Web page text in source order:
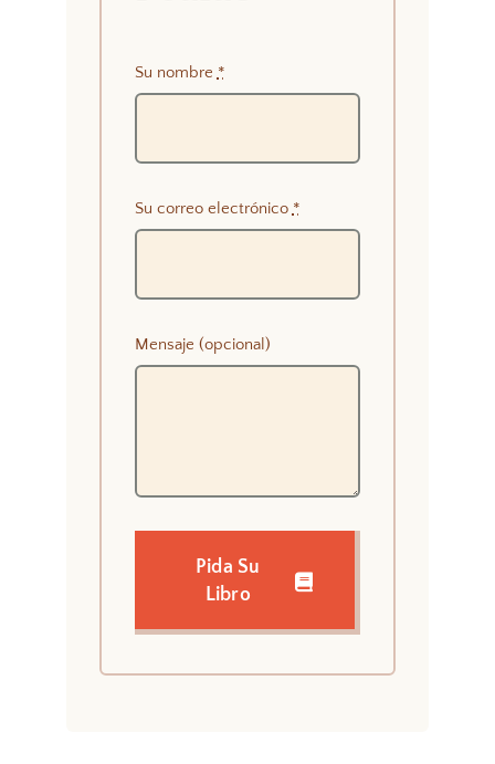
Su nombre *
Su correo electrónico *
Mensaje (opcional)
Pida Su
Libro